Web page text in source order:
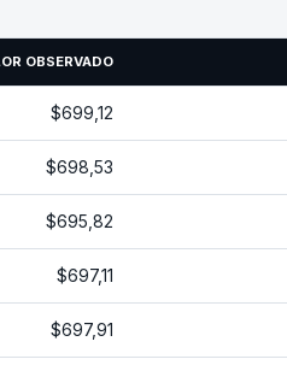
OBSERVADO
$699,12
$698,53
$695,82
$697,11
$697,91